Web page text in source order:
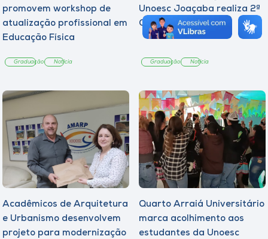
promovem workshop de
atualização profissional em
Educação Física
Graduação Notícia
Unoesc Joaçaba realiza 2ª
Cerimônia do Botton
Graduação Notícia
Acadêmicos de Arquitetura
e Urbanismo desenvolvem
projeto para modernização
Quarto Arraiá Universitário
marca acolhimento aos
estudantes da Unoesc